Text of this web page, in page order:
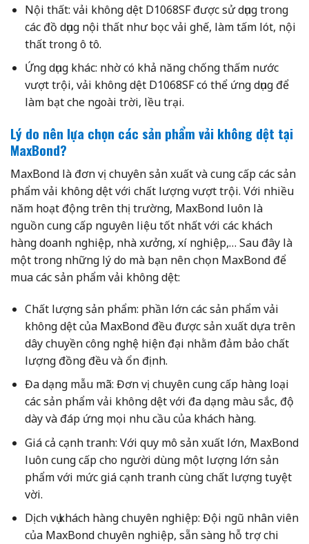
Nội thất: vải không dệt D1068SF được sử dụng trong
các đồ dụng nội thất như bọc vải ghế, làm tấm lót, nội
thất trong ô tô.
Ứng dụng khác: nhờ có khả năng chống thấm nước
vượt trội, vải không dệt D1068SF có thể ứng dụng để
làm bạt che ngoài trời, lều trại.
Lý do nên lựa chọn các sản phẩm vải không dệt tại
MaxBond?
MaxBond là đơn vị chuyên sản xuất và cung cấp các sản
phẩm vải không dệt với chất lượng vượt trội. Với nhiều
năm hoạt động trên thị trường, MaxBond luôn là
nguồn cung cấp nguyên liệu tốt nhất với các khách
hàng doanh nghiệp, nhà xưởng, xí nghiệp,… Sau đây là
một trong những lý do mà bạn nên chọn MaxBond để
mua các sản phẩm vải không dệt:
Chất lượng sản phẩm: phần lớn các sản phẩm vải
không dệt của MaxBond đều được sản xuất dựa trên
dây chuyền công nghệ hiện đại nhằm đảm bảo chất
lượng đồng đều và ổn định.
Đa dạng mẫu mã: Đơn vị chuyên cung cấp hàng loại
các sản phẩm vải không dệt với đa dạng màu sắc, độ
dày và đáp ứng mọi nhu cầu của khách hàng.
Giá cả cạnh tranh: Với quy mô sản xuất lớn, MaxBond
luôn cung cấp cho người dùng một lượng lớn sản
phẩm với mức giá cạnh tranh cùng chất lượng tuyệt
vời.
Dịch vụ khách hàng chuyên nghiệp: Đội ngũ nhân viên
của MaxBond chuyên nghiệp, sẵn sàng hỗ trợ chi